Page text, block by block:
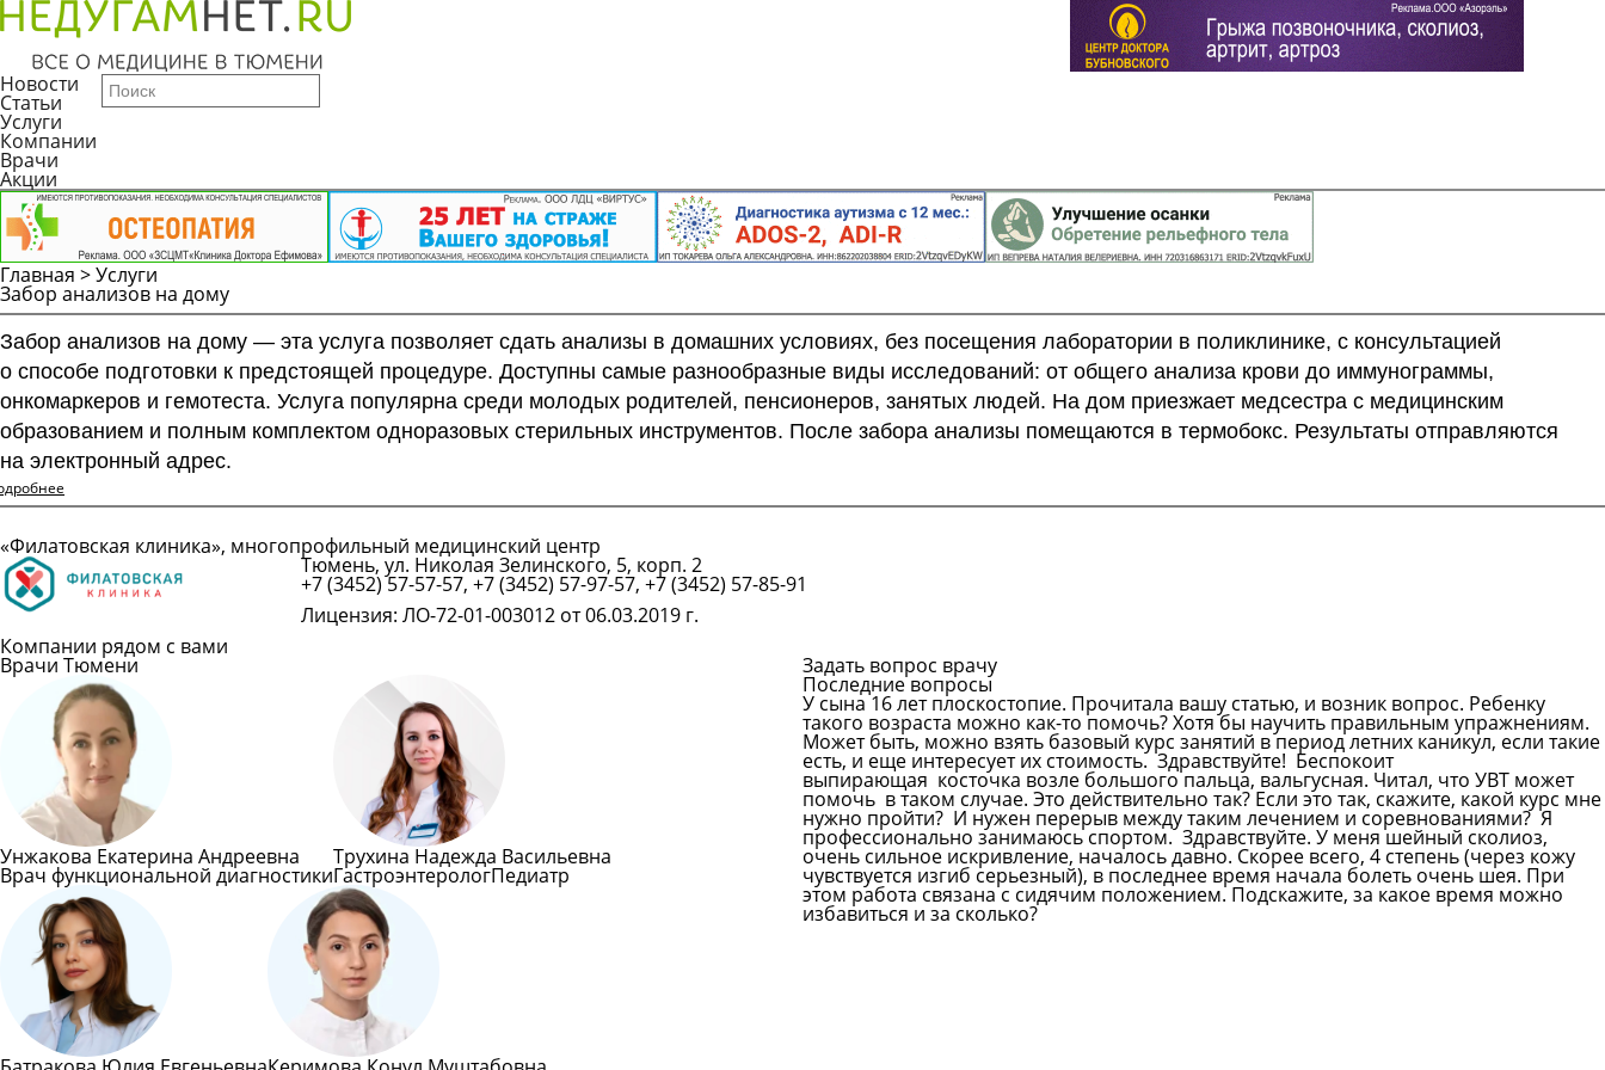
Новости
Статьи
Услуги
Компании
Врачи
Акции
Главная >Услуги
Забор анализов на дому
Забор анализов на дому — эта услуга позволяет сдать анализы в домашних условиях, без посещения лаборатории в поликлинике, с консультацией
о способе подготовки к предстоящей процедуре. Доступны самые разнообразные виды исследований: от общего анализа крови до иммунограммы,
онкомаркеров и гемотеста. Услуга популярна среди молодых родителей, пенсионеров, занятых людей. На дом приезжает медсестра с медицинским
образованием и полным комплектом одноразовых стерильных инструментов. После забора анализы помещаются в термобокс. Результаты отправляются
на электронный адрес.
«Филатовская клиника», многопрофильный медицинский центр
Тюмень, ул. Николая Зелинского, 5, корп. 2
+7 (3452) 57-57-57, +7 (3452) 57-97-57, +7 (3452) 57-85-91
Лицензия: ЛО-72-01-003012 от 06.03.2019 г.
Компании рядом с вами
Врачи Тюмени
Унжакова Екатерина Андреевна
Врач функциональной диагностики
Трухина Надежда Васильевна
ГастроэнтерологПедиатр
Задать вопрос врачу
Последние вопросы
У сына 16 лет плоскостопие. Прочитала вашу статью, и возник вопрос. Ребенку
такого возраста можно как-то помочь? Хотя бы научить правильным упражнениям.
Может быть, можно взять базовый курс занятий в период летних каникул, если такие
есть, и еще интересует их стоимость.Здравствуйте! Беспокоит
выпирающая косточка возле большого пальца, вальгусная. Читал, что УВТ может
помочь в таком случае. Это действительно так? Если это так, скажите, какой курс мне
нужно пройти? И нужен перерыв между таким лечением и соревнованиями? Я
профессионально занимаюсь спортом.Здравствуйте. У меня шейный сколиоз,
очень сильное искривление, началось давно. Скорее всего, 4 степень (через кожу
чувствуется изгиб серьезный), в последнее время начала болеть очень шея. При
этом работа связана с сидячим положением. Подскажите, за какое время можно
избавиться и за сколько?